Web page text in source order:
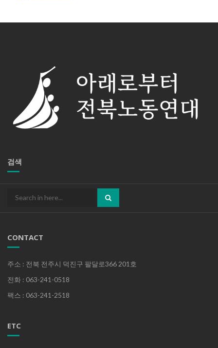
검색
CONTACT
주소 : 전북 전주시 덕진구 팔달로366 201호
전화 : 063-241-0518
팩스 : 063-241-2518
ETC